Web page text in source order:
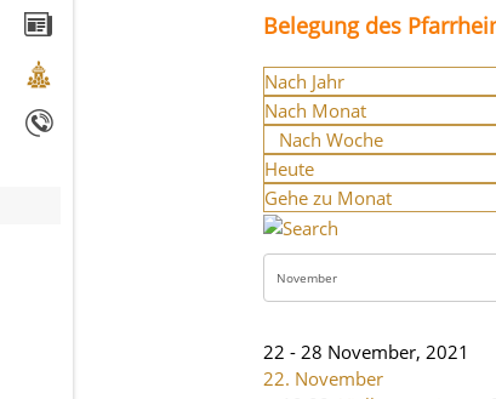
Belegung des
Nach Jahr
Nach Monat
Nach Woche
Heute
Gehe zu Monat
22 - 28 November, 2021
22. November